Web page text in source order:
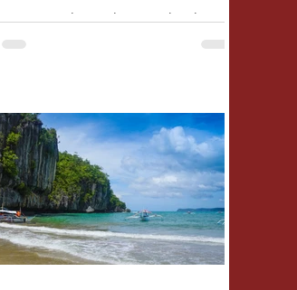
Füsse den Boden von El Nido
das Nest) berühren, atmen wir